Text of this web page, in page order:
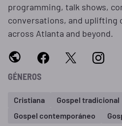
programming, talk shows,
conversations, and uplifting
across Atlanta and beyond.
GÉNEROS
Cristiana
Gospel tradicional
Gospel contemporáneo